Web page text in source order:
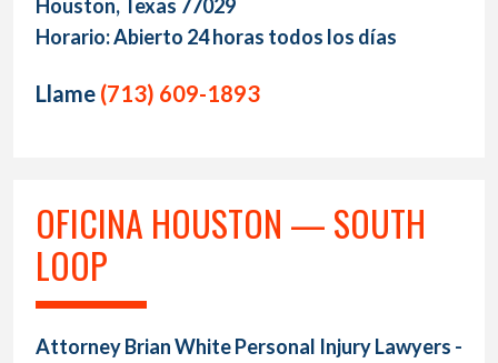
Houston, Texas 77029
Horario: Abierto 24 horas todos los días
Llame (713) 609-1893
OFICINA HOUSTON — SOUTH
LOOP
Attorney Brian White Personal Injury Lawyers -